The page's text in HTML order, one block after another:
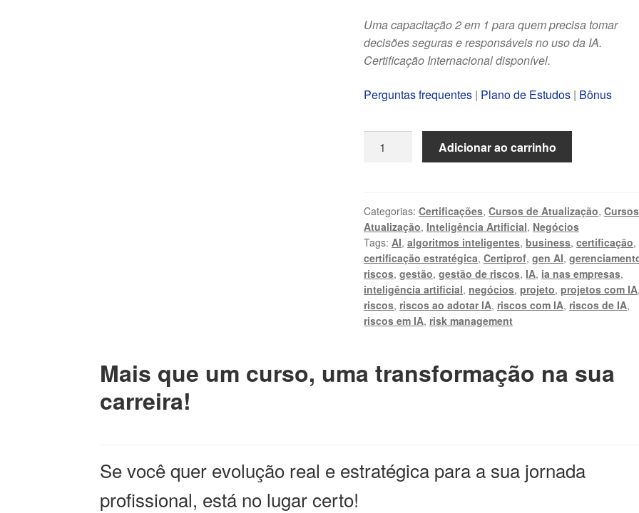
Uma capacitação 2 em 1 para quem precisa tomar
decisões seguras e responsáveis no uso da IA.
Certificação Internacional disponível.
Perguntas frequentes | Plano de Estudos | Bônus
Risk
de
Riscos
em
Inteligência
Artificial)
-
Curso
quantidade
Adicionar ao carrinho
Categorias:Certificações,Cursos de Atualização,
Atualização, Inteligência Artificial, Negócios
Tags:AI,algoritmos inteligentes,business,certificação,
certificação estratégica,Certiprof,gen AI,
riscos,gestão,gestão de riscos, IA, ia nas empresas,
inteligência artificial, negócios,projeto,projetos com IA
riscos, riscos ao adotar IA, riscos com IA, riscos de IA,
riscos em IA, risk management
Mais que um curso, uma transformação na sua
carreira!
Se você quer evolução real e estratégica para a sua jornada
profissional, está no lugar certo!